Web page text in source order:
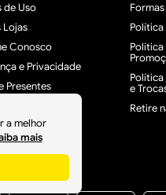
a melhor
mais
de Uso
Lojas
Conosco
e Privacidade
Presentes
e
Retire